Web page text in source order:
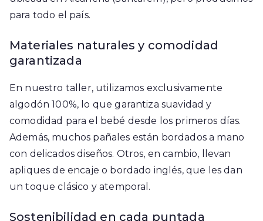
para todo el país.
Materiales naturales y comodidad
garantizada
En nuestro taller, utilizamos exclusivamente
algodón 100%, lo que garantiza suavidad y
comodidad para el bebé desde los primeros días.
Además, muchos pañales están bordados a mano
con delicados diseños. Otros, en cambio, llevan
apliques de encaje o bordado inglés, que les dan
un toque clásico y atemporal.
Sostenibilidad en cada puntada